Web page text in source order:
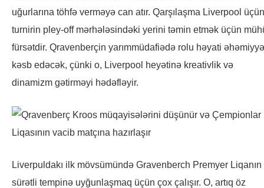
uğurlarına töhfə verməyə can atır. Qarşılaşma Liverpool üçün
turnirin pley-off mərhələsindəki yerini təmin etmək üçün
fürsətdir. Qravenberçin yarımmüdafiədə rolu həyati
kəsb edəcək, çünki o, Liverpool heyətinə kreativlik və
dinamizm gətirməyi hədəfləyir.
Liverpuldakı ilk mövsümündə Gravenberch Premyer Liqanın
sürətli tempinə uyğunlaşmaq üçün çox çalışır. O, artıq öz